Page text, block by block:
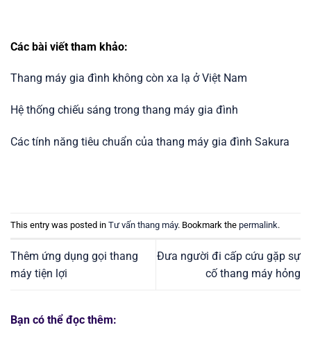
Các bài viết tham khảo:
Thang máy gia đình không còn xa lạ ở Việt Nam
Hệ thống chiếu sáng trong thang máy gia đình
Các tính năng tiêu chuẩn của thang máy gia đình Sakura
This entry was posted in Tư vấn thang máy. Bookmark the permalink.
Thêm ứng dụng gọi thang
máy tiện lợi
Đưa người đi cấp cứu gặp sự
cố thang máy hỏng
Bạn có thể đọc thêm: